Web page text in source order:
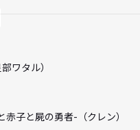
ワタル）
子と屍の勇者-（クレン）